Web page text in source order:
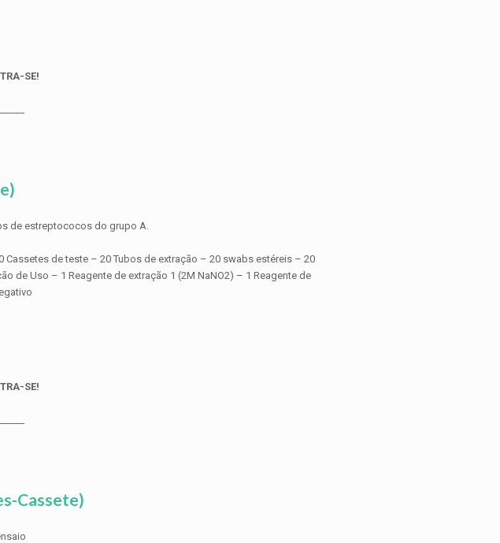
SE!
de estreptococos do grupo A.
de teste – 20 Tubos de extração – 20 swabs estéreis – 20
de Uso – 1 Reagente de extração 1 (2M NaNO2) – 1 Reagente de
SE!
Cassete)